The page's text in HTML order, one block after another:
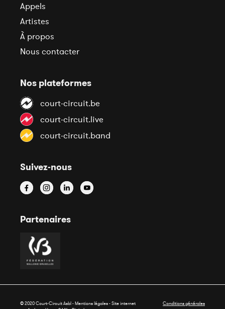
Appels
Artistes
À propos
Nous contacter
Nos plateformes
court-circuit.be
court-circuit.live
court-circuit.band
Suivez-nous
Partenaires
© 2020 Court-Circuit Asbl - Mentions légales - Site internet
Conditions générales